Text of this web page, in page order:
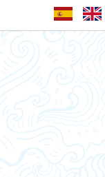
Español